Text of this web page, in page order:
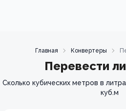
Главная Конвертеры
Перевести
Сколько кубических метров в
куб.м